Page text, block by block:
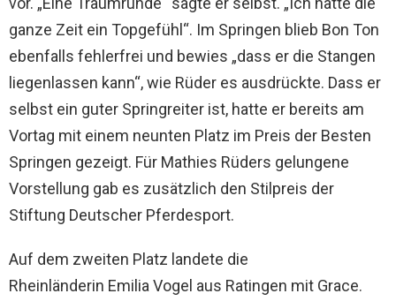
ganze Zeit ein Topgefühl“. Im Springen blieb Bon Ton
ebenfalls fehlerfrei und bewies „dass er die Stangen
liegenlassen kann“, wie Rüder es ausdrückte. Dass er
selbst ein guter Springreiter ist, hatte er bereits am
Vortag mit einem neunten Platz im Preis der Besten
Springen gezeigt. Für Mathies Rüders gelungene
Vorstellung gab es zusätzlich den Stilpreis der
Stiftung Deutscher Pferdesport.
Auf dem zweiten Platz landete die
Rheinländerin Emilia Vogel aus Ratingen mit Grace.